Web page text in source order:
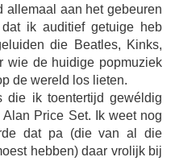
allemaal aan het gebeuren
ik auditief getuige heb
die Beatles, Kinks,
wie de huidige popmuziek
de wereld los lieten.
die ik toentertijd gewéldig
Price Set. Ik weet nog
dat pa (die van al die
hebben) daar vrolijk bij